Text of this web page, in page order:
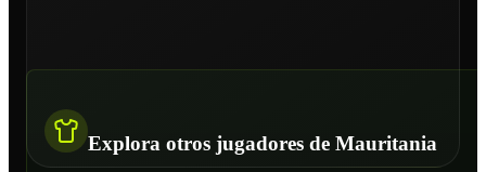
Explora otros jugadores de Mauritania